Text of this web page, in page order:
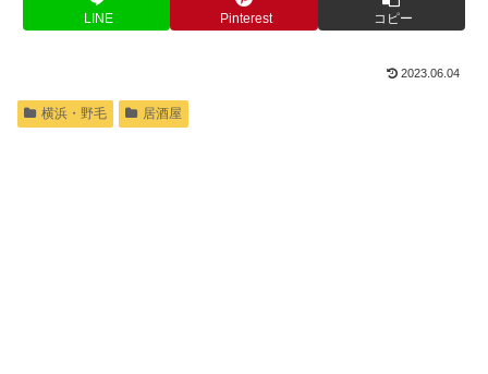
LINE Pinterest コピー
2023.06.04
横浜・野毛 居酒屋